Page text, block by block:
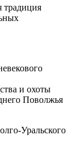
традиция
и охоты
Поволжья
Уральского